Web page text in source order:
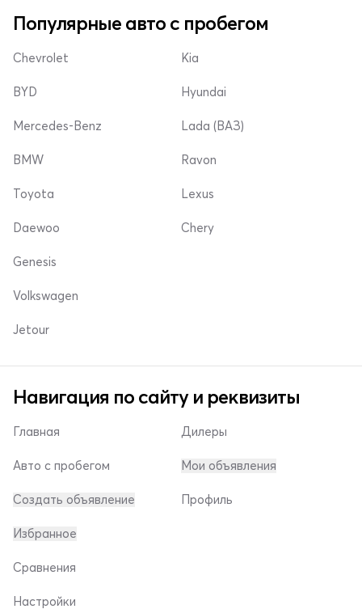
Популярные авто с пробегом
Chevrolet
BYD
Mercedes-Benz
Kia
Hyundai
Lada (ВАЗ)
BMW
Toyota
Daewoo
Ravon
Lexus
Chery
Genesis
Volkswagen
Jetour
Навигация по сайту и реквизиты
Главная
Авто с пробегом
Создать объявление
Дилеры
Мои объявления
Профиль
Избранное
Сравнения
Настройки